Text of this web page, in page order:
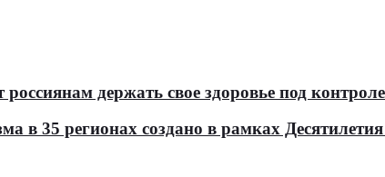
держать свое здоровье под
35 регионах создано в рамках